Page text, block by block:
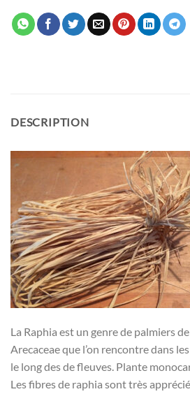
DESCRIPTION
La Raphia est un genre de palmiers
Arecaceae que l’on rencontre dans
le long des de fleuves. Plante
Les fibres de raphia sont très